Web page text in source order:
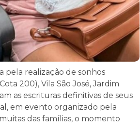
pela realização de sonhos
200), Vila São José, Jardim
as escrituras definitivas de seus
em evento organizado pela
das famílias, o momento